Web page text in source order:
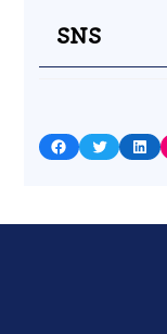
SNS
Facebook Twitter LinkedIn